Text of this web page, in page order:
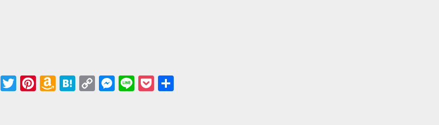
FacebookTwitter PinterestAmazonHatena
Copy
Messenger
Line Pocket